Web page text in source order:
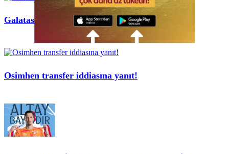
Galatasaray'da santrfora Pejcinovic
Osimhen transfer iddiasına yanıt!